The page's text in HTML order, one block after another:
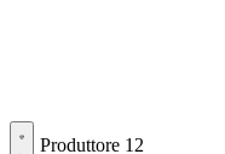
Produttore 12